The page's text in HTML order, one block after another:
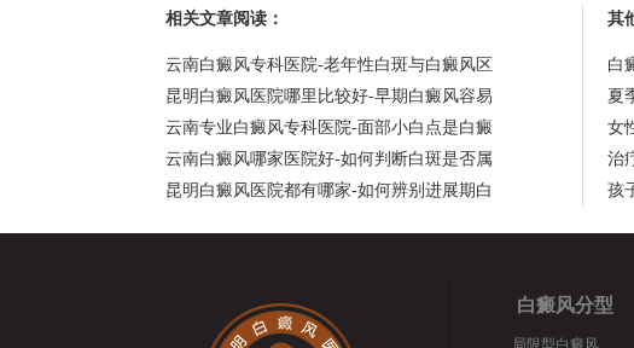
相关文章阅读：
云南白癜风专科医院-老年性白斑与白癜风区
昆明白癜风医院哪里比较好-早期白癜风容易
云南专业白癜风专科医院-面部小白点是白癜
云南白癜风哪家医院好-如何判断白斑是否属
昆明白癜风医院都有哪家-如何辨别进展期白
其
白
夏
女
治
孩
白癜风分型
局限型白癜风